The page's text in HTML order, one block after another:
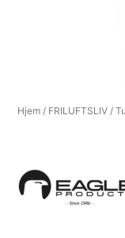
Hjem / FRILUFTSLIV /